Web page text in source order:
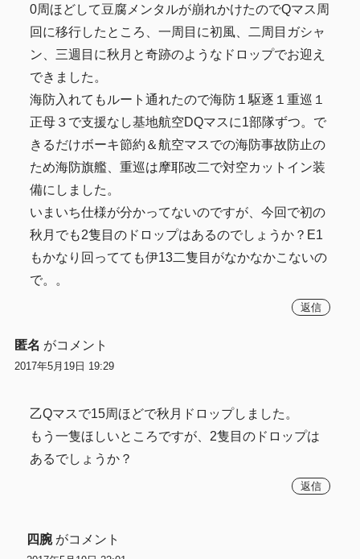
0周ほどして豆腐メンタルが崩れかけたのでQマス周
回に移行したところ、一周目に初風、二周目ガシャ
ン、三週目に秋月と奇跡のようなドロップでお迎え
できました。
海防入れてもルート通れたので海防１駆逐１重巡１
正母３で支援なし基地航空DQマスに1部隊ずつ。で
きるだけボーキ節約＆航空マスでの海防事故防止の
ため海防旗艦、重巡は摩耶改二で対空カットイン装
備にしました。
いまいち仕様が分かってないのですが、今回で初の
秋月でも2隻目のドロップはあるのでしょうか？E1
もかなり回ってても伊13二隻目がなかなかこないの
で。。
返信
匿名 がコメント
2017年5月19日 19:29
乙Qマスで15周ほどで秋月ドロップしました。
もう一隻ほしいところですが、2隻目のドロップは
あるでしょうか？
返信
四腕 がコメント